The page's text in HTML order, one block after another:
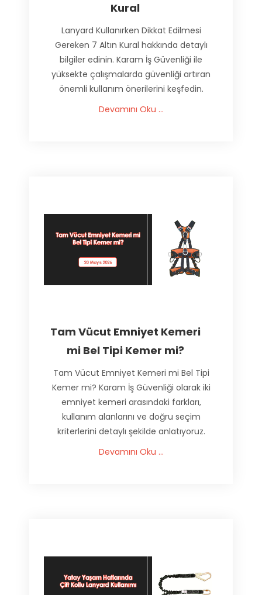
Kural
Lanyard Kullanırken Dikkat Edilmesi
Gereken 7 Altın Kural hakkında detaylı
bilgiler edinin. Karam İş Güvenliği ile
yüksekte çalışmalarda güvenliği artıran
önemli kullanım önerilerini keşfedin.
Devamını Oku ...
Tam Vücut Emniyet Kemeri
mi Bel Tipi Kemer mi?
Tam Vücut Emniyet Kemeri mi Bel Tipi
Kemer mi? Karam İş Güvenliği olarak iki
emniyet kemeri arasındaki farkları,
kullanım alanlarını ve doğru seçim
kriterlerini detaylı şekilde anlatıyoruz.
Devamını Oku ...